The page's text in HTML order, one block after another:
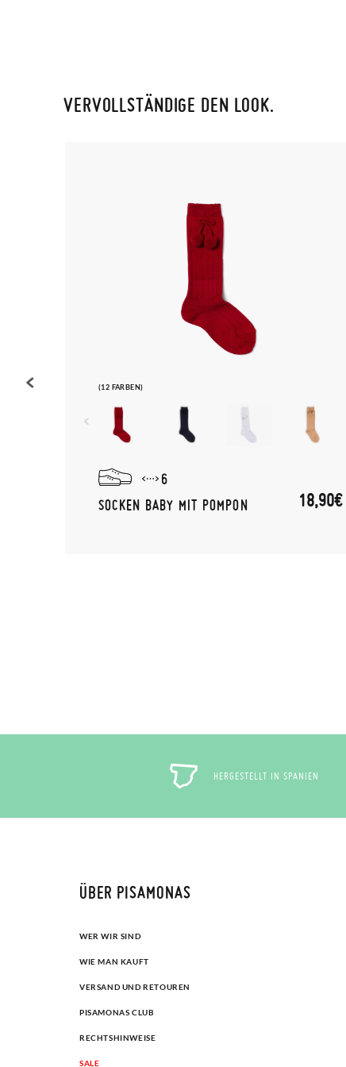
VERVOLLSTÄNDIGE DEN LOOK.
(12 FARBEN)
6
SOCKEN BABY MIT POMPON
18,90€
HERGESTELLT IN SPANIEN
ÜBER PISAMONAS
WER WIR SIND
WIE MAN KAUFT
VERSAND UND RETOUREN
PISAMONAS CLUB
RECHTSHINWEISE
SALE